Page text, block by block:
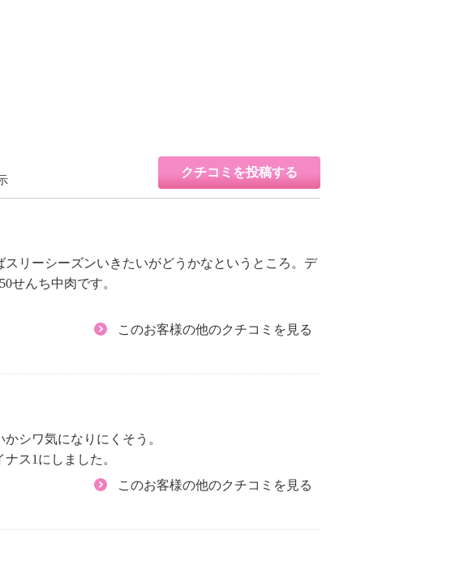
クチコミを投稿する
リーシーズンいきたいがどうかなというところ。デ
せんち中肉です。
このお客様の他のクチコミを見る
シワ気になりにくそう。
ス1にしました。
このお客様の他のクチコミを見る